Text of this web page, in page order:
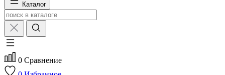
Каталог
0 Сравнение